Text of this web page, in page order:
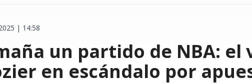
| 14:58
un partido de NBA: el
en escándalo por